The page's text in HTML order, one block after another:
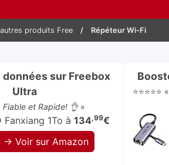
produits Free Répéteur Wi-Fi
sur Freebox
Ultra
Fiable et Rapide! 👌»
Fanxiang 1To à 134,99€
→ Voir sur Amazon
⭐⭐⭐⭐⭐ «